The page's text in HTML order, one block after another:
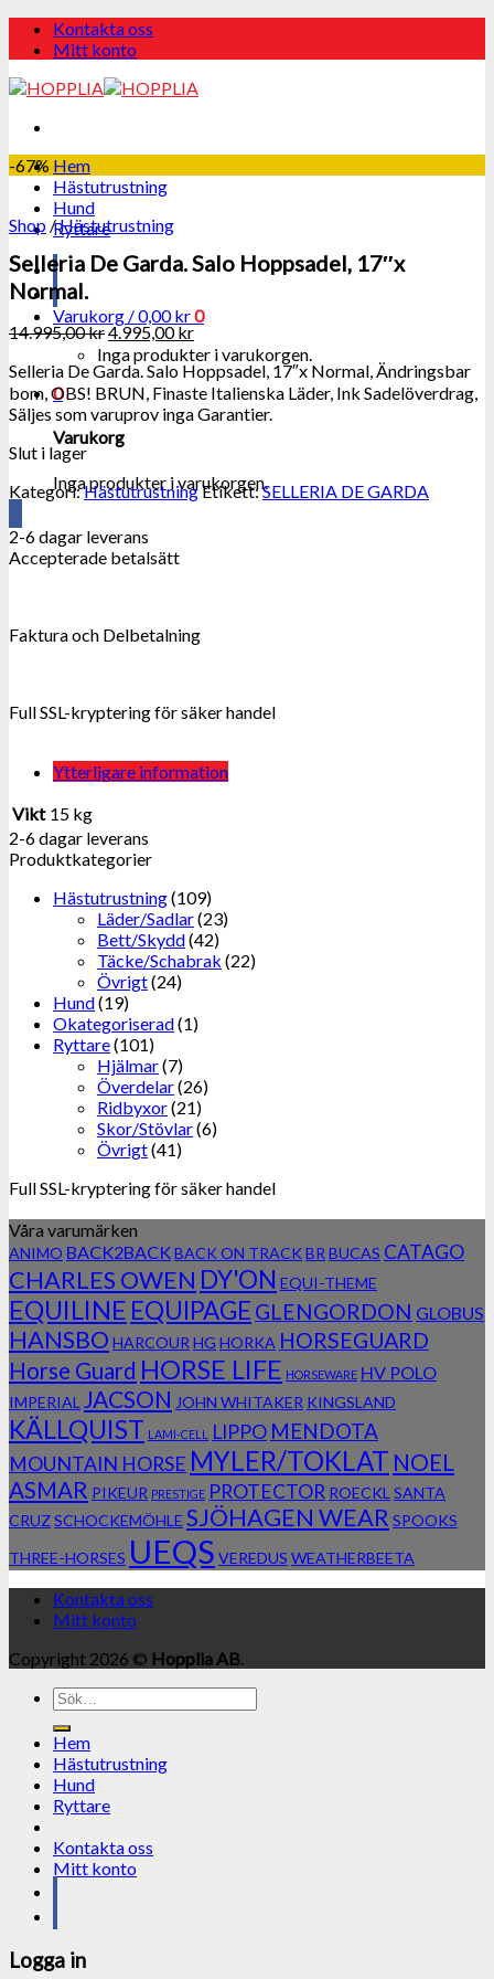
Skip
Kontakta oss
Mitt konto
Hem
Hästutrustning
Hund
Ryttare
Varukorg /0,00kr0
Inga produkter i varukorgen.
0
Varukorg
Inga produkter i varukorgen.
-67%
Shop /Hästutrustning
Selleria De Garda. Salo Hoppsadel, 17″x
Normal.
14.995,00kr4.995,00kr
Selleria De Garda. Salo Hoppsadel, 17″x Normal, Ändringsbar
bom, OBS! BRUN, Finaste Italienska Läder, Ink Sadelöverdrag,
Säljes som varuprov inga Garantier.
Slut i lager
Kategori:HästutrustningEtikett:SELLERIA DE GARDA
2-6 dagar leverans
Accepterade betalsätt
Faktura och Delbetalning
Full SSL-kryptering för säker handel
Ytterligare information
Vikt 15 kg
2-6 dagar leverans
Produktkategorier
Hästutrustning(109)
Läder/Sadlar(23)
Bett/Skydd(42)
Täcke/Schabrak (22)
Övrigt(24)
Hund(19)
Okategoriserad(1)
Ryttare(101)
Hjälmar(7)
Överdelar(26)
Ridbyxor(21)
Skor/Stövlar(6)
Övrigt(41)
Full SSL-kryptering för säker handel
Våra varumärken
ANIMO BACK2BACKBACK ON TRACK BR BUCAS CATAGO
CHARLES OWEN DY'ON EQUI-THEME
EQUILINE EQUIPAGE GLENGORDON GLOBUS
HANSBO HARCOUR HG HORKA HORSEGUARD
Horse Guard HORSE LIFE HORSEWARE HV POLO
IMPERIAL JACSON JOHN WHITAKER KINGSLAND
KÄLLQUIST LAMI-CELL LIPPO MENDOTA
MOUNTAIN HORSE MYLER/TOKLAT NOEL
ASMAR PIKEUR PRESTIGE PROTECTOR ROECKL SANTA
CRUZSCHOCKEMÖHLE SJÖHAGEN WEAR SPOOKS
THREE-HORSES UEQS VEREDUS WEATHERBEETA
Kontakta oss
Mitt konto
Copyright 2026 © Hopplia AB.
Sök
efter:
Hem
Hästutrustning
Hund
Ryttare
Kontakta oss
Mitt konto
Logga in